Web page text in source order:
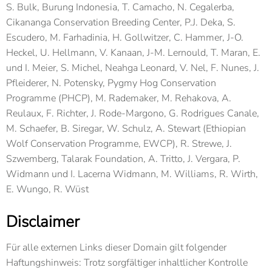
S. Bulk, Burung Indonesia, T. Camacho, N. Cegalerba,
Cikananga Conservation Breeding Center, P.J. Deka, S.
Escudero, M. Farhadinia, H. Gollwitzer, C. Hammer, J-O.
Heckel, U. Hellmann, V. Kanaan, J-M. Lernould, T. Maran, E.
und I. Meier, S. Michel, Neahga Leonard, V. Nel, F. Nunes, J.
Pfleiderer, N. Potensky, Pygmy Hog Conservation
Programme (PHCP), M. Rademaker, M. Rehakova, A.
Reulaux, F. Richter, J. Rode-Margono, G. Rodrigues Canale,
M. Schaefer, B. Siregar, W. Schulz, A. Stewart (Ethiopian
Wolf Conservation Programme, EWCP), R. Strewe, J.
Szwemberg, Talarak Foundation, A. Tritto, J. Vergara, P.
Widmann und I. Lacerna Widmann, M. Williams, R. Wirth,
E. Wungo, R. Wüst
Disclaimer
Für alle externen Links dieser Domain gilt folgender
Haftungshinweis: Trotz sorgfältiger inhaltlicher Kontrolle